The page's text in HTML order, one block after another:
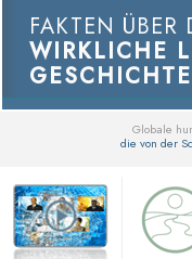
FAKTEN ÜBER
WIRKLICHE
Globale
die von der